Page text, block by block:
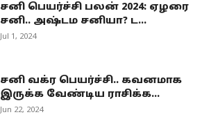
சனி பெயர்ச்சி பலன் 2024: ஏழரை
சனி.. அஷ்டம சனியா? ட...
Jul 1, 2024
சனி வக்ர பெயர்ச்சி.. கவனமாக
இருக்க வேண்டிய ராசிக்க...
Jun 22, 2024